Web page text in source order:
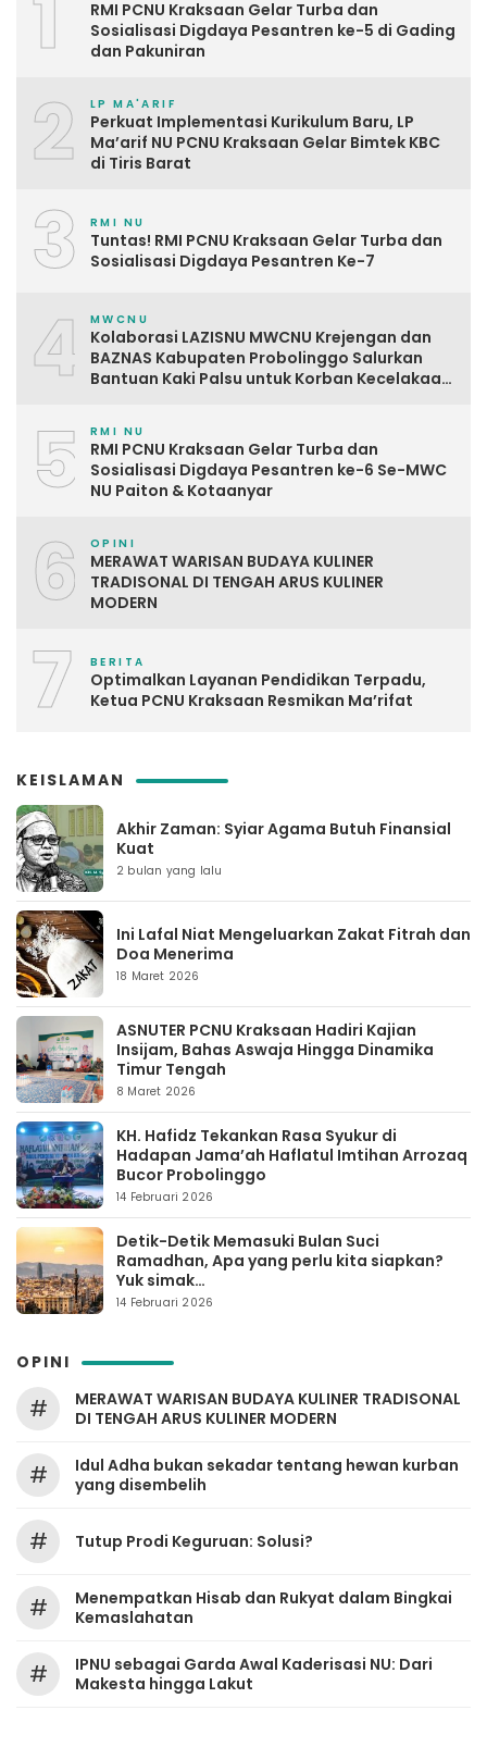
RMI PCNU Kraksaan Gelar Turba dan
Sosialisasi Digdaya Pesantren ke-5 di Gading
dan Pakuniran
2 LP MA'ARIF
Perkuat Implementasi Kurikulum Baru, LP
Ma’arif NU PCNU Kraksaan Gelar Bimtek KBC
di Tiris Barat
3 RMI NU
Tuntas! RMI PCNU Kraksaan Gelar Turba dan
Sosialisasi Digdaya Pesantren Ke-7
4 MWCNU
Kolaborasi LAZISNU MWCNU Krejengan dan
BAZNAS Kabupaten Probolinggo Salurkan
Bantuan Kaki Palsu untuk Korban Kecelakaan
5 RMI NU
RMI PCNU Kraksaan Gelar Turba dan
Sosialisasi Digdaya Pesantren ke-6 Se-MWC
NU Paiton & Kotaanyar
6 OPINI
MERAWAT WARISAN BUDAYA KULINER
TRADISONAL DI TENGAH ARUS KULINER
MODERN
7 BERITA
Optimalkan Layanan Pendidikan Terpadu,
Ketua PCNU Kraksaan Resmikan Ma’rifat
KEISLAMAN
Akhir Zaman: Syiar Agama Butuh Finansial
Kuat
2 bulan yang lalu
Ini Lafal Niat Mengeluarkan Zakat Fitrah dan
Doa Menerima
18 Maret 2026
ASNUTER PCNU Kraksaan Hadiri Kajian
Insijam, Bahas Aswaja Hingga Dinamika
Timur Tengah
8 Maret 2026
KH. Hafidz Tekankan Rasa Syukur di
Hadapan Jama’ah Haflatul Imtihan Arrozaq
Bucor Probolinggo
14 Februari 2026
Detik-Detik Memasuki Bulan Suci
Ramadhan, Apa yang perlu kita siapkan?
Yuk simak…
14 Februari 2026
OPINI
#
MERAWAT WARISAN BUDAYA KULINER TRADISONAL
DI TENGAH ARUS KULINER MODERN
#
Idul Adha bukan sekadar tentang hewan kurban
yang disembelih
# Tutup Prodi Keguruan: Solusi?
#
Menempatkan Hisab dan Rukyat dalam Bingkai
Kemaslahatan
#
IPNU sebagai Garda Awal Kaderisasi NU: Dari
Makesta hingga Lakut